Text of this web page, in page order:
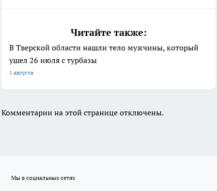
Читайте также:
В Тверской области нашли тело мужчины, который
ушел 26 июля с турбазы
1 августа
Комментарии на этой странице отключены.
Мы в социальных сетях